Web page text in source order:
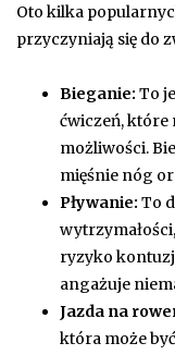
Oto kilka
przyczyniają się do
Bieganie: To
ćwiczeń, które
możliwości.
mięśnie nóg
Pływanie: To
ryzyko
angażuje
Jazda na
która może